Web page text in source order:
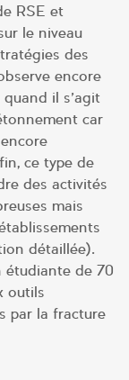
RSE et
le niveau
des
encore
il s’agit
car
ce type de
des activités
mais
détaillée).
étudiante de 70
outils
par la fracture